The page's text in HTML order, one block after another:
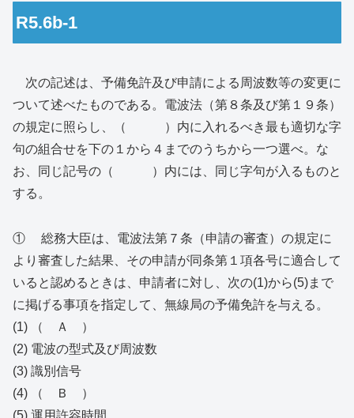
R5.6b-1
次の記述は、予備免許及び申請による周波数等の変更に
ついて述べたものである。電波法（第８条及び第１９条）
の規定に照らし、（ ）内に入れるべき最も適切な字
句の組合せを下の１から４までのうちから一つ選べ。な
お、同じ記号の（ ）内には、同じ字句が入るものと
する。
① 総務大臣は、電波法第７条（申請の審査）の規定に
より審査した結果、その申請が同条第１項各号に適合して
いると認めるときは、申請者に対し、次の(1)から(5)まで
に掲げる事項を指定して、無線局の予備免許を与える。
(1) （ Ａ ）
(2) 電波の型式及び周波数
(3) 識別信号
(4) （ Ｂ ）
(5) 運用許容時間